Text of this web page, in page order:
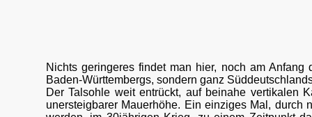
Nichts geringeres findet man hier, noch am
Baden-Württembergs, sondern ganz
Der Talsohle weit entrückt, auf beinahe vertikalen
unersteigbarer Mauerhöhe. Ein einziges Mal, durch